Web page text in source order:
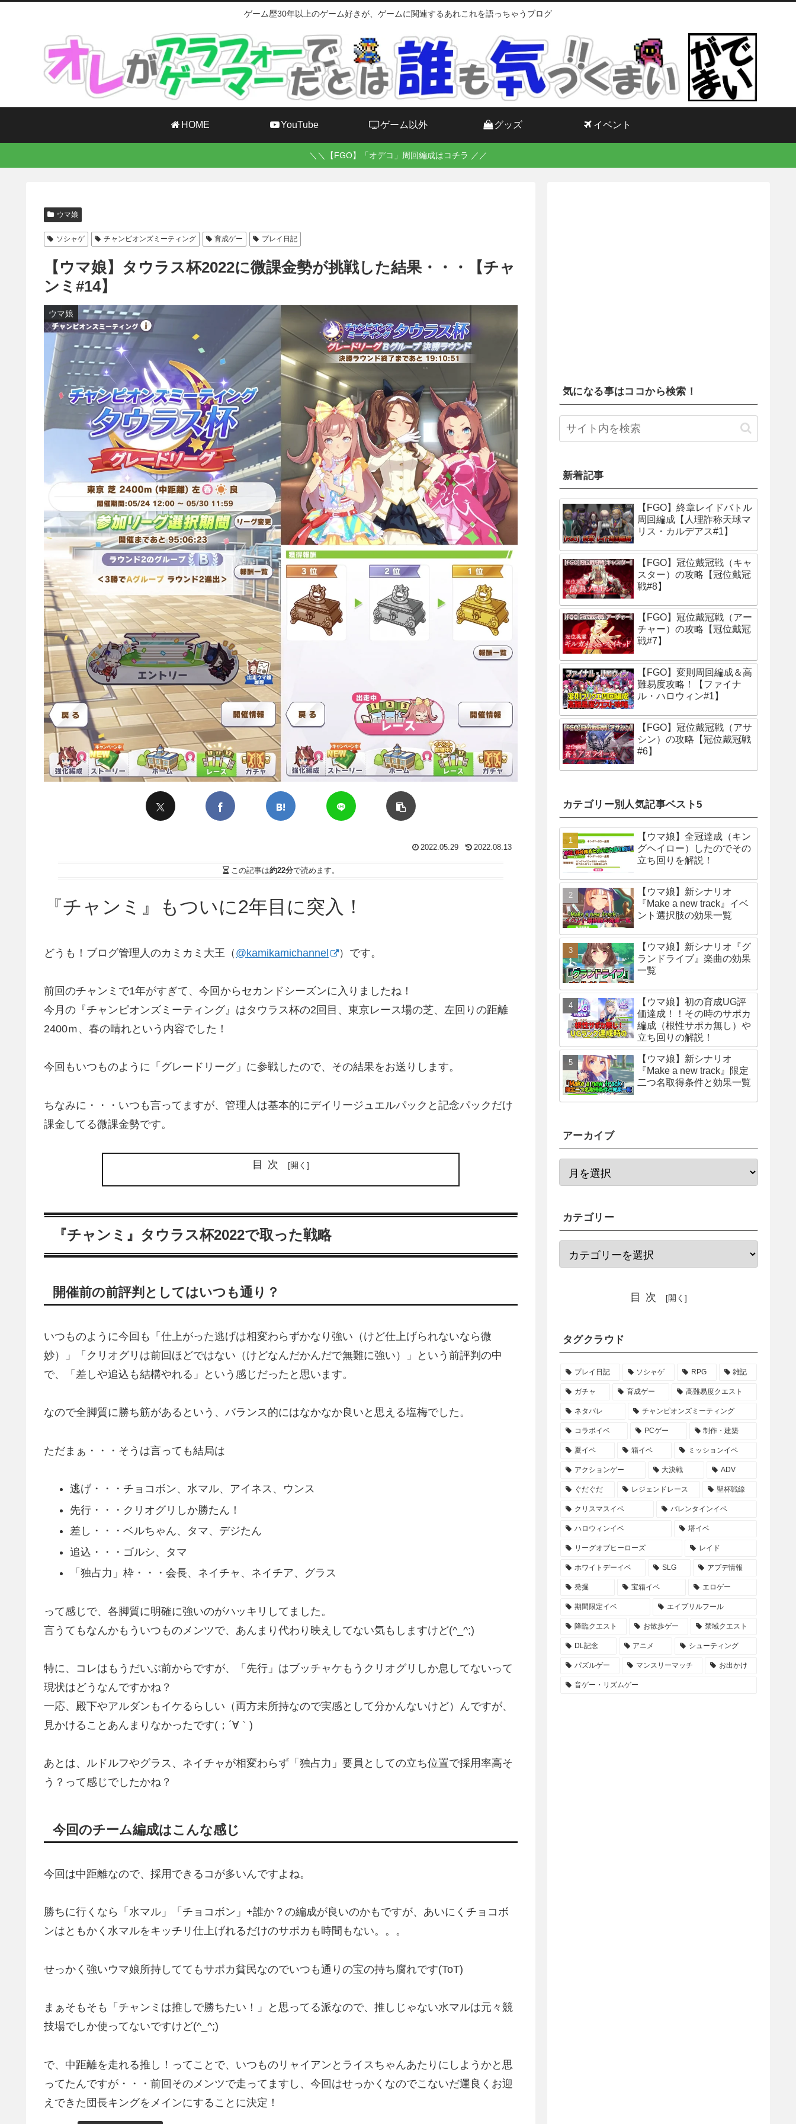
ゲーム歴30年以上のゲーム好きが、ゲームに関連するあれこれを語っちゃうブログ
HOME YouTube ゲーム以外 グッズ イベント
＼＼【FGO】「オデコ」周回編成はコチラ ／／
ウマ娘
ソシャゲ チャンピオンズミーティング 育成ゲー プレイ日記
【ウマ娘】タウラス杯2022に微課金勢が挑戦した結果・・・【チャ
ンミ#14】
ウマ娘
2022.05.29 2022.08.13
この記事は約22分で読めます。
『チャンミ』もついに2年目に突入！
どうも！ブログ管理人のカミカミ大王（ @kamikamichannel ）です。
前回のチャンミで1年がすぎて、今回からセカンドシーズンに入りましたね！
今月の『チャンピオンズミーティング』はタウラス杯の2回目、東京レース場の芝、左回りの距離
2400ｍ、春の晴れという内容でした！
今回もいつものように「グレードリーグ」に参戦したので、その結果をお送りします。
ちなみに・・・いつも言ってますが、管理人は基本的にデイリージュエルパックと記念パックだけ
課金してる微課金勢です。
目次
『チャンミ』タウラス杯2022で取った戦略
開催前の前評判としてはいつも通り？
いつものように今回も「仕上がった逃げは相変わらずかなり強い（けど仕上げられないなら微
妙）」「クリオグリは前回ほどではない（けどなんだかんだで無難に強い）」という前評判の中
で、「差しや追込も結構やれる」という感じだったと思います。
なので全脚質に勝ち筋があるという、バランス的にはなかなか良いと思える塩梅でした。
ただまぁ・・・そうは言っても結局は
逃げ・・・チョコボン、水マル、アイネス、ウンス
先行・・・クリオグリしか勝たん！
差し・・・ベルちゃん、タマ、デジたん
追込・・・ゴルシ、タマ
「独占力」枠・・・会長、ネイチャ、ネイチア、グラス
って感じで、各脚質に明確に強いのがハッキリしてました。
言うてもなんかもういつものメンツで、あんまり代わり映えしてない気もしますけど(^_^;)
特に、コレはもうだいぶ前からですが、「先行」はブッチャケもうクリオグリしか息してないって
現状はどうなんですかね？
一応、殿下やアルダンもイケるらしい（両方未所持なので実感として分かんないけど）んですが、
見かけることあんまりなかったです(；´∀｀)
あとは、ルドルフやグラス、ネイチャが相変わらず「独占力」要員としての立ち位置で採用率高そ
う？って感じでしたかね？
今回のチーム編成はこんな感じ
今回は中距離なので、採用できるコが多いんですよね。
勝ちに行くなら「水マル」「チョコボン」+誰か？の編成が良いのかもですが、あいにくチョコボ
ンはともかく水マルをキッチリ仕上げれるだけのサポカも時間もない。。。
せっかく強いウマ娘所持しててもサポカ貧民なのでいつも通りの宝の持ち腐れです(ToT)
まぁそもそも「チャンミは推しで勝ちたい！」と思ってる派なので、推しじゃない水マルは元々競
技場でしか使ってないですけど(^_^;)
で、中距離を走れる推し！ってことで、いつものリャイアンとライスちゃんあたりにしようかと思
ってたんですが・・・前回そのメンツで走ってますし、今回はせっかくなのでこないだ運良くお迎
えできた団長キングをメインにすることに決定！
気になる事はココから検索！
新着記事
【FGO】終章レイドバトル
周回編成【人理詐称天球マ
リス・カルデアス#1】
【FGO】冠位戴冠戦（キャ
スター）の攻略【冠位戴冠
戦#8】
【FGO】冠位戴冠戦（アー
チャー）の攻略【冠位戴冠
戦#7】
【FGO】変則周回編成＆高
難易度攻略！【ファイナ
ル・ハロウィン#1】
【FGO】冠位戴冠戦（アサ
シン）の攻略【冠位戴冠戦
#6】
カテゴリー別人気記事ベスト5
【ウマ娘】全冠達成（キン
グヘイロー）したのでその
立ち回りを解説！
【ウマ娘】新シナリオ
『Make a new track』イベ
ント選択肢の効果一覧
【ウマ娘】新シナリオ『グ
ランドライブ』楽曲の効果
一覧
【ウマ娘】初の育成UG評
価達成！！その時のサポカ
編成（根性サポカ無し）や
立ち回りの解説！
【ウマ娘】新シナリオ
『Make a new track』限定
二つ名取得条件と効果一覧
アーカイブ
カテゴリー
目次
タグクラウド
プレイ日記 ソシャゲ RPG 雑記
ガチャ 育成ゲー 高難易度クエスト
ネタバレ チャンピオンズミーティング
コラボイベ PCゲー 制作・建築
夏イベ 箱イベ ミッションイベ
アクションゲー 大決戦 ADV
ぐだぐだ レジェンドレース 聖杯戦線
クリスマスイベ バレンタインイベ
ハロウィンイベ 塔イベ
リーグオブヒーローズ レイド
ホワイトデーイベ SLG アプデ情報
発掘 宝箱イベ エロゲー
期間限定イベ エイプリルフール
降臨クエスト お散歩ゲー 禁域クエスト
DL記念 アニメ シューティング
パズルゲー マンスリーマッチ お出かけ
音ゲー・リズムゲー